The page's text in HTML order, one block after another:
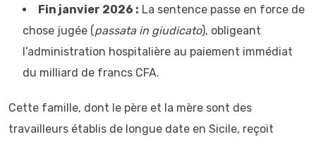
Fin janvier 2026 : La sentence passe en force de
chose jugée (passata in giudicato), obligeant
l’administration hospitalière au paiement immédiat
du milliard de francs CFA.
Cette famille, dont le père et la mère sont des
travailleurs établis de longue date en Sicile, reçoit